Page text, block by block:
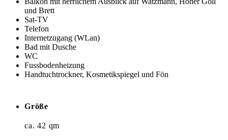
und Brett
Sat-TV
Telefon
Internetzugang (WLan)
Bad mit Dusche
WC
Fussbodenheizung
Handtuchtrockner, Kosmetikspiegel und Fön
Größe
ca. 42 qm